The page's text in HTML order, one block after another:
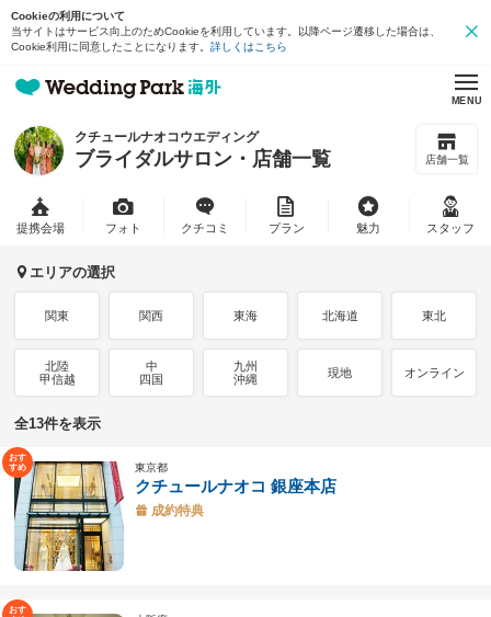
Cookieの利用について
当サイトはサービス向上のためCookieを利用しています。以降ページ遷移した場合は、
Cookie利用に同意したことになります。 詳しくはこちら
MENU
クチュールナオコウエディング
ブライダルサロン・店舗一覧 店舗一覧
提携会場 フォト クチコミ プラン 魅力 スタッフ
エリアの選択
関東 関西 東海 北海道 東北
北陸
甲信越
中
四国
九州
沖縄
現地 オンライン
全13件を表示
東京都
クチュールナオコ 銀座本店
成約特典